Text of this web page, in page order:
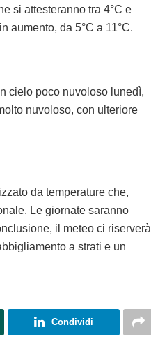
si attesteranno tra 4°C e
aumento, da 5°C a 11°C.
cielo poco nuvoloso lunedì,
nuvoloso, con ulteriore
da temperature che,
Le giornate saranno
il meteo ci riserverà
a strati e un
Condividi